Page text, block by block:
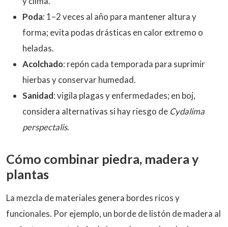
Poda: 1–2 veces al año para mantener altura y
forma; evita podas drásticas en calor extremo o
heladas.
Acolchado: repón cada temporada para suprimir
hierbas y conservar humedad.
Sanidad: vigila plagas y enfermedades; en boj,
considera alternativas si hay riesgo de Cydalima
perspectalis.
Cómo combinar piedra, madera y
plantas
La mezcla de materiales genera bordes ricos y
funcionales. Por ejemplo, un borde de listón de madera al